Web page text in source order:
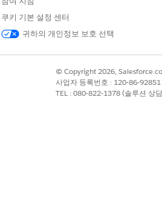
,Unlimited, and
Enterprise ,Performance,Unlimited
쿠키 기본 설정 센터
귀하의 개인정보 보호 선택
© Copyright 2026,
사업자 등록번호 : 120-86-
TEL : 080-822-1378 (솔루션 상